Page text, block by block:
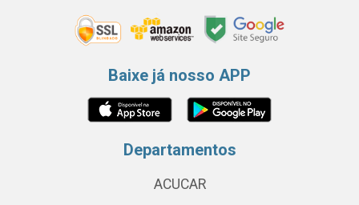
Baixe já nosso APP
Departamentos
ACUCAR